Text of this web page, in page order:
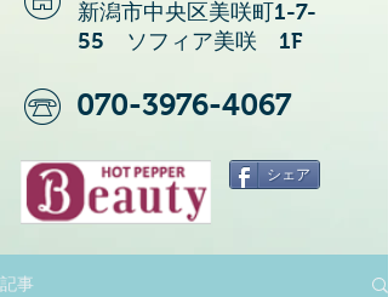
新潟市中央区美咲町1-7-
55 ソフィア美咲 1F
070-3976-4067
シェア
記事